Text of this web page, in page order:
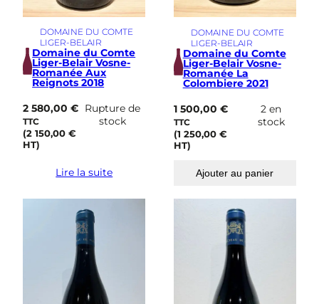
DOMAINE DU COMTE
LIGER-BELAIR
Domaine du Comte
Liger-Belair Vosne-
Romanée Aux
Reignots 2018
2 580,00€
TTC
(2 150,00€
HT)
Rupture de
stock
Lire la suite
DOMAINE DU COMTE
LIGER-BELAIR
Domaine du Comte
Liger-Belair Vosne-
Romanée La
Colombiere 2021
1 500,00 €
TTC
(1 250,00 €
HT)
2 en
stock
Ajouter au panier